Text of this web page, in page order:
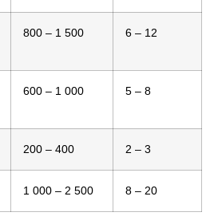
800 – 1 500 6 – 12
600 – 1 000 5 – 8
200 – 400 2 – 3
1 000 – 2 500 8 – 20